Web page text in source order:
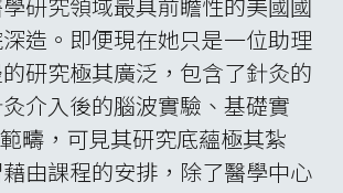
童；針對兒童成長牽引，其電
內建療程。
療，螢幕並提供院方拍攝的衛